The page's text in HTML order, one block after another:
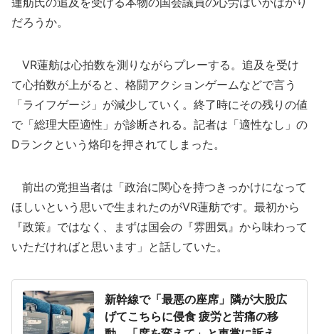
だろうか。
VR蓮舫は心拍数を測りながらプレーする。追及を受け
て心拍数が上がると、格闘アクションゲームなどで言う
「ライフゲージ」が減少していく。終了時にその残りの値
で「総理大臣適性」が診断される。記者は「適性なし」の
Dランクという烙印を押されてしまった。
前出の党担当者は「政治に関心を持つきっかけになって
ほしいという思いで生まれたのがVR蓮舫です。最初から
『政策』ではなく、まずは国会の『雰囲気』から味わって
いただければと思います」と話していた。
新幹線で「最悪の座席」隣が大股広
げてこちらに侵食 疲労と苦痛の移